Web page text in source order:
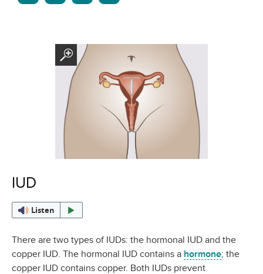
IUD
Listen
There are two types of IUDs: the hormonal IUD and the
copper IUD. The hormonal IUD contains a hormone; the
copper IUD contains copper. Both IUDs prevent